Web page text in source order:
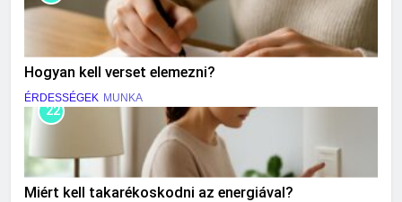
Hogyan kell verset elemezni?
ÉRDESSÉGEK MUNKA
22
Miért kell takarékoskodni az energiával?